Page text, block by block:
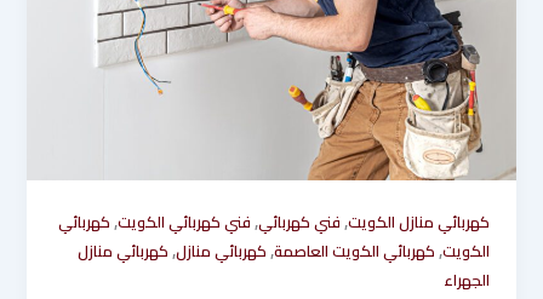
كهربائي منازل الكويت,فني كهربائي,فني كهربائي الكويت,كهربائي
الكويت,كهربائي الكويت العاصمة,كهربائي منازل,كهربائي منازل
الجهراء